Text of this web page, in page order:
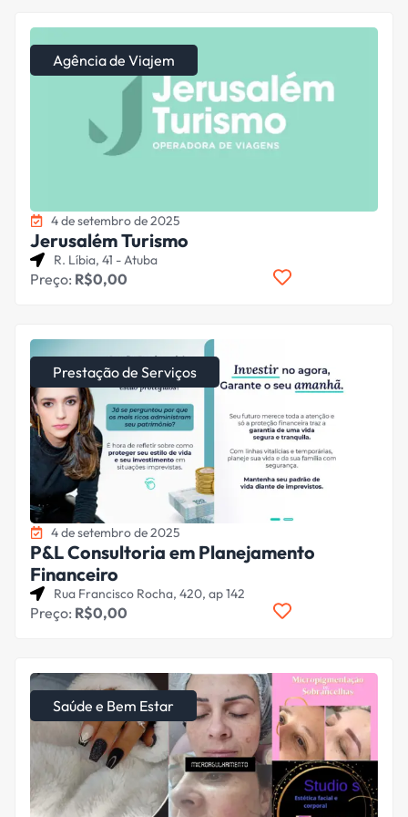
Agência de Viajem
4 de setembro de 2025
Jerusalém Turismo
R. Líbia, 41 - Atuba
Preço: R$0,00
Prestação de Serviços
4 de setembro de 2025
P&L Consultoria em Planejamento
Financeiro
Rua Francisco Rocha, 420, ap 142
Preço: R$0,00
Saúde e Bem Estar